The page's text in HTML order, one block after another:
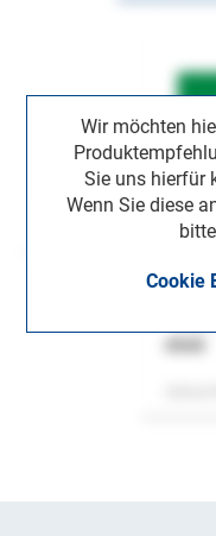
Wir möchten
Sie uns hierfür
Wenn Sie diese
Cookie